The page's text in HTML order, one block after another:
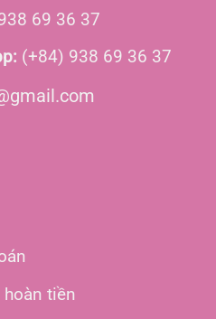
69 36 37
(+84) 938 69 36 37
hoàn tiền